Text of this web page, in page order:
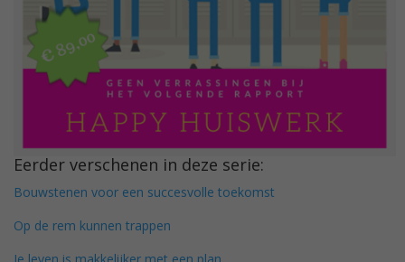
Eerder verschenen in deze serie:
Bouwstenen voor een succesvolle toekomst
Op de rem kunnen trappen
Je leven is makkelijker met een plan